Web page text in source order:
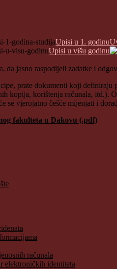
Upisi u 1. godinu
Upisi u višu godinu
da jasno raspodijeli zadatke i
prate dokumenti koji definiraju
kopija, korištenja računala, itd.).
se vjerojatno češće mijenjati i
fakulteta u Đakovu (.pdf)
računala
identiteta